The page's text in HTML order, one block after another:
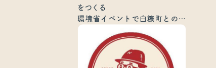
をつくる
環境省イベントで白糠町との官
民連携事例を発表